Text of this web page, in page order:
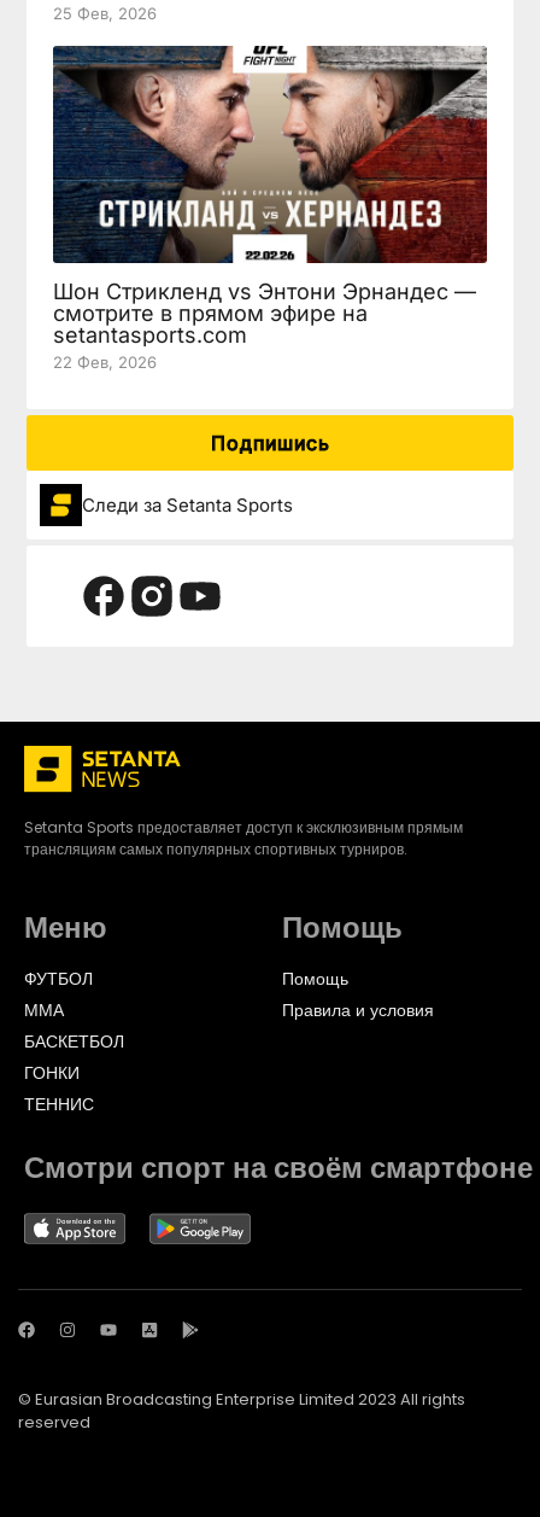
25 Фев, 2026
Шон Стрикленд vs Энтони Эрнандес —
смотрите в прямом эфире на
setantasports.com
22 Фев, 2026
Подпишись
Следи за Setanta Sports
Setanta Sports предоставляет доступ к эксклюзивным прямым
трансляциям самых популярных спортивных турниров.
Меню
ФУТБОЛ
ММА
БАСКЕТБОЛ
ГОНКИ
ТЕННИС
Помощь
Помощь
Правила и условия
Смотри спорт на своём смартфоне
© Eurasian Broadcasting Enterprise Limited 2023 All rights
reserved